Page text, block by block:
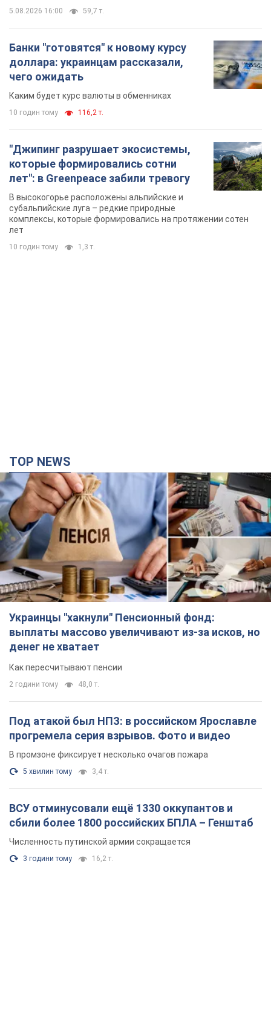
5.08.2026 16:00 59,7 т.
Банки "готовятся" к новому курсу
доллара: украинцам рассказали,
чего ожидать
Каким будет курс валюты в обменниках
10 годин тому 116,2 т.
"Джипинг разрушает экосистемы,
которые формировались сотни
лет": в Greenpeace забили тревогу
В высокогорье расположены альпийские и
субальпийские луга – редкие природные
комплексы, которые формировались на протяжении сотен
лет
10 годин тому 1,3 т.
TOP NEWS
Украинцы "хакнули" Пенсионный фонд:
выплаты массово увеличивают из-за исков, но
денег не хватает
Как пересчитывают пенсии
2 години тому 48,0 т.
Под атакой был НПЗ: в российском Ярославле
прогремела серия взрывов. Фото и видео
В промзоне фиксирует несколько очагов пожара
5 хвилин тому 3,4 т.
ВСУ отминусовали ещё 1330 оккупантов и
сбили более 1800 российских БПЛА – Генштаб
Численность путинской армии сокращается
3 години тому 16,2 т.